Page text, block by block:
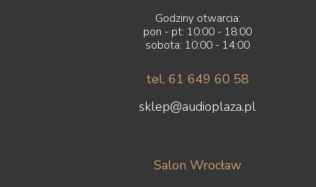
Godziny otwarcia:
pon - pt: 10:00 - 18:00
sobota: 10:00 - 14:00
tel. 61 649 60 58
sklep@audioplaza.pl
Salon Wrocław